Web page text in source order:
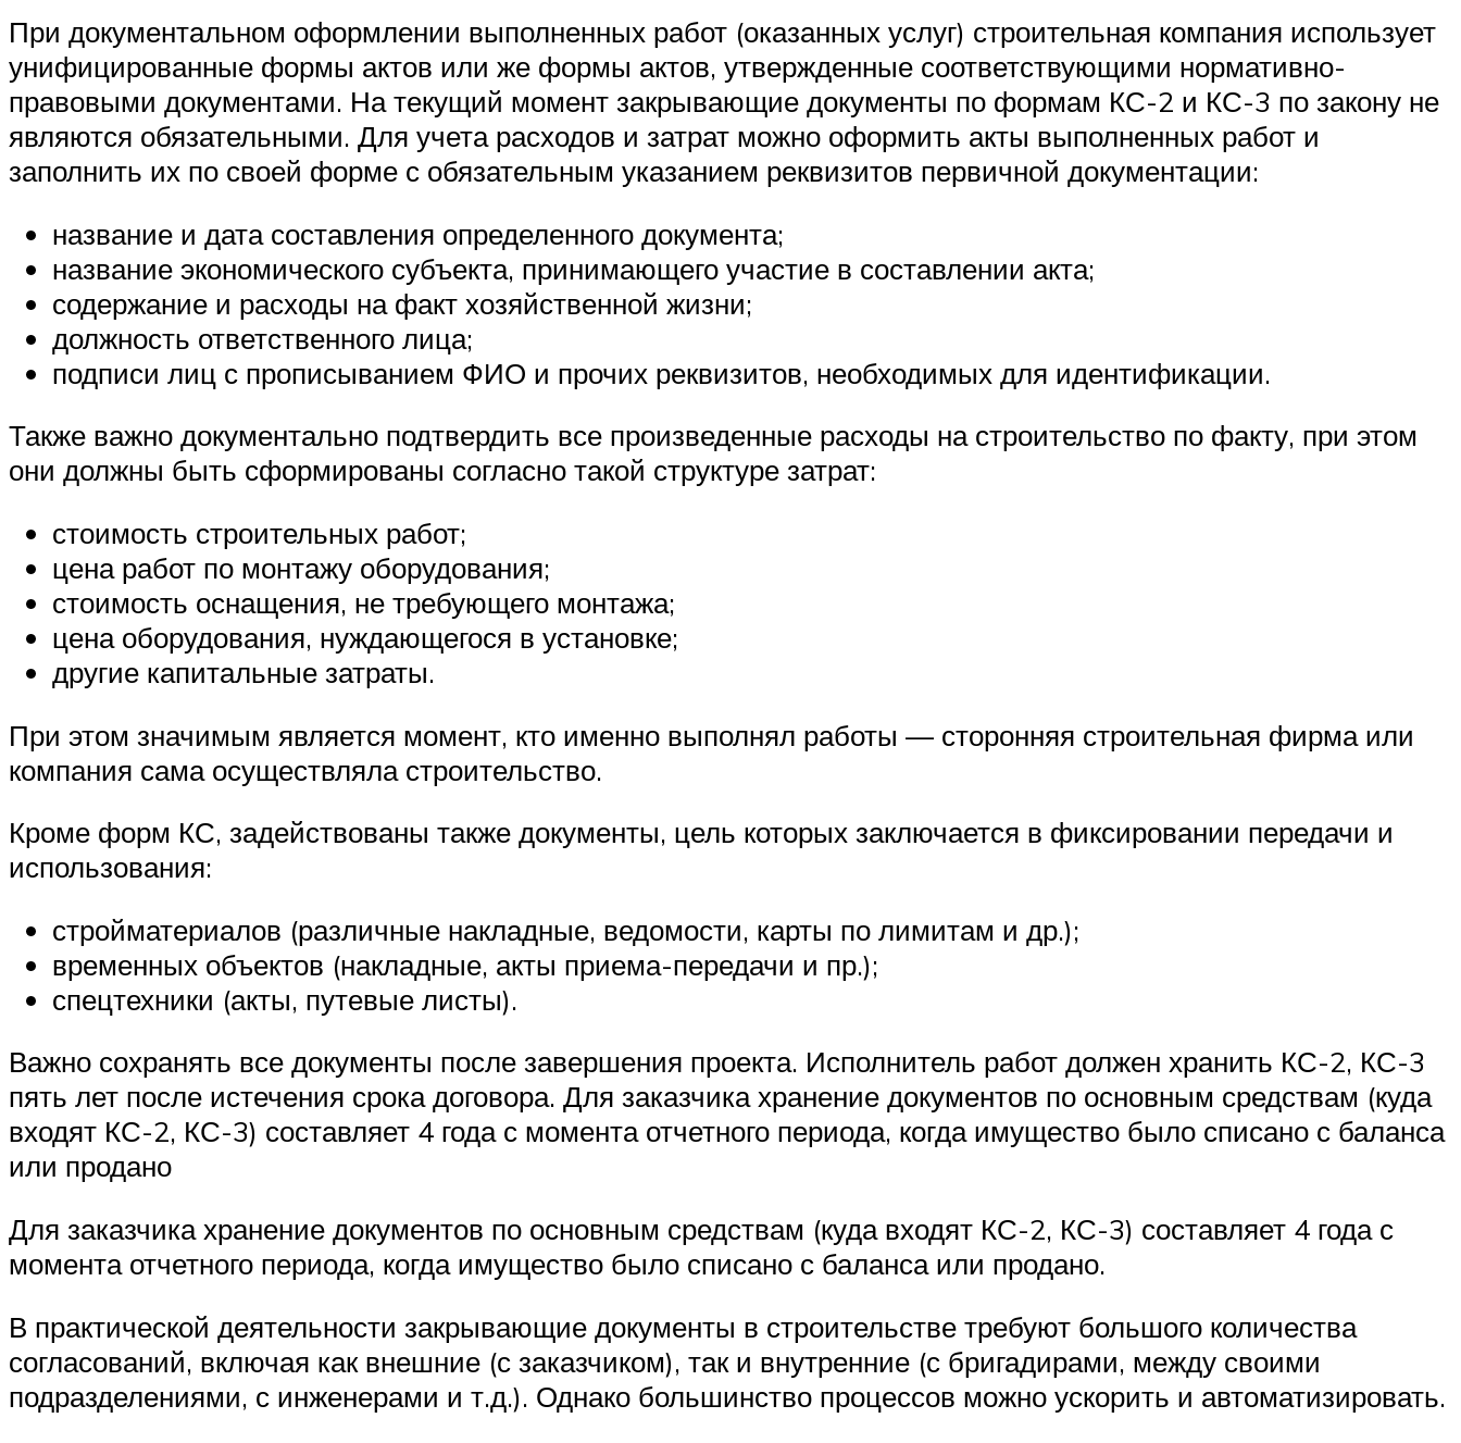
При документальном оформлении выполненных работ (оказанных услуг) строительная компания использует
унифицированные формы актов или же формы актов, утвержденные соответствующими нормативно-
правовыми документами. На текущий момент закрывающие документы по формам КС-2 и КС-3 по закону не
являются обязательными. Для учета расходов и затрат можно оформить акты выполненных работ и
заполнить их по своей форме с обязательным указанием реквизитов первичной документации:
название и дата составления определенного документа;
название экономического субъекта, принимающего участие в составлении акта;
содержание и расходы на факт хозяйственной жизни;
должность ответственного лица;
подписи лиц с прописыванием ФИО и прочих реквизитов, необходимых для идентификации.
Также важно документально подтвердить все произведенные расходы на строительство по факту, при этом
они должны быть сформированы согласно такой структуре затрат:
стоимость строительных работ;
цена работ по монтажу оборудования;
стоимость оснащения, не требующего монтажа;
цена оборудования, нуждающегося в установке;
другие капитальные затраты.
При этом значимым является момент, кто именно выполнял работы — сторонняя строительная фирма или
компания сама осуществляла строительство.
Кроме форм КС, задействованы также документы, цель которых заключается в фиксировании передачи и
использования:
стройматериалов (различные накладные, ведомости, карты по лимитам и др.);
временных объектов (накладные, акты приема-передачи и пр.);
спецтехники (акты, путевые листы).
Важно сохранять все документы после завершения проекта. Исполнитель работ должен хранить КС-2, КС-3
пять лет после истечения срока договора. Для заказчика хранение документов по основным средствам (куда
входят КС-2, КС-3) составляет 4 года с момента отчетного периода, когда имущество было списано с баланса
или продано
Для заказчика хранение документов по основным средствам (куда входят КС-2, КС-3) составляет 4 года с
момента отчетного периода, когда имущество было списано с баланса или продано.
В практической деятельности закрывающие документы в строительстве требуют большого количества
согласований, включая как внешние (с заказчиком), так и внутренние (с бригадирами, между своими
подразделениями, с инженерами и т.д.). Однако большинство процессов можно ускорить и автоматизировать.